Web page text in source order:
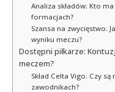
Analiza składów: Kto
formacjach?
Szansa na zwycięstwo:
wyniku meczu?
Dostępni piłkarze:
meczem?
Skład Celta Vigo: Czy
zawodnikach?